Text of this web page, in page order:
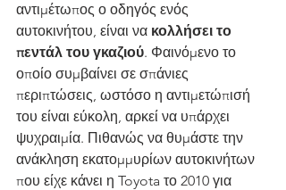
αντιμέτωπος ο οδηγός ενός
αυτοκινήτου, είναι να κολλήσει το
πεντάλ του γκαζιού. Φαινόμενο το
οποίο συμβαίνει σε σπάνιες
περιπτώσεις, ωστόσο η αντιμετώπισή
του είναι εύκολη, αρκεί να υπάρχει
ψυχραιμία. Πιθανώς να θυμάστε την
ανάκληση εκατομμυρίων αυτοκινήτων
που είχε κάνει η Toyota το 2010 για